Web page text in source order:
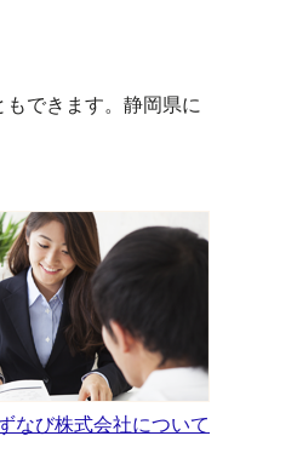
できます。静岡県に
なび株式会社について